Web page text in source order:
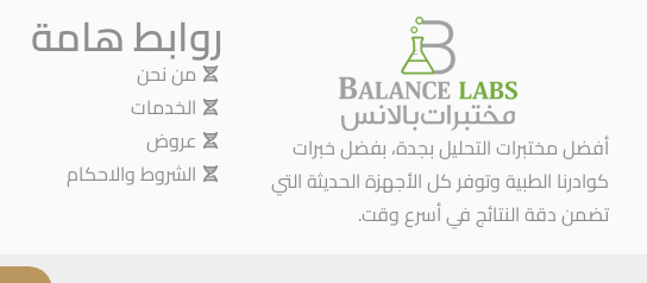
أفضل مختبرات التحليل بجدة، بفضل خبرات
كوادرنا الطبية وتوفر كل الأجهزة الحديثة التي
تضمن دقة النتائج في أسرع وقت.
روابط هامة
من نحن
الخدمات
عروض
الشروط والاحكام